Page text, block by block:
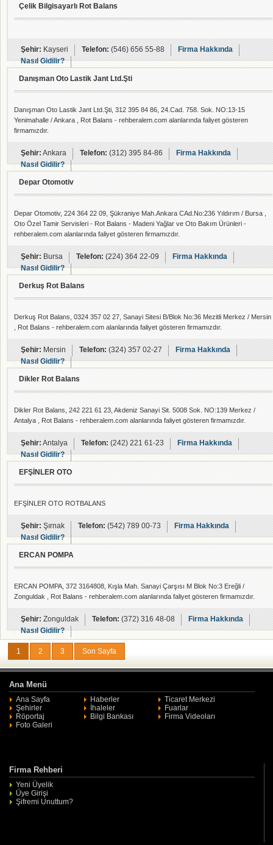
Çelik Bilgisayarlı Rot Balans
Şehir:Kayseri Telefon:(546) 656 55-88
Firma Hakkında
Nasıl Gidilir?
Danışman Oto Lastik Jant Ltd.Şti
Danışman Oto Lastik Jant Ltd.Şti, 312 395 84 86, 24.Cad. 758. Sok. NO:13-15
Yenimahalle / Ankara , Rot Balans - rehberalem.com alanlarında faliyet gösteren
firmamızdır.
Şehir:Ankara Telefon:(312) 395 84-86
Firma Hakkında
Nasıl Gidilir?
Depar Otomotiv
Depar Otomotiv, 224 364 22 09, Şükraniye Mah.Ankara CAd.No:236 Yıldırım / Bursa ,
Oto Özel Tamir Servisleri - Rot Balans - Madeni Yağlar ve Oto Bakım Ürünleri -
rehberalem.com alanlarında faliyet gösteren firmamızdır.
Şehir:Bursa Telefon:(224) 364 22-09
Firma Hakkında
Nasıl Gidilir?
Derkuş Rot Balans
Derkuş Rot Balans, 0324 357 02 27, Sanayi Sitesi B/Blok No:36 Mezitli Merkez / Mersin
, Rot Balans - rehberalem.com alanlarında faliyet gösteren firmamızdır.
Şehir:Mersin Telefon:(324) 357 02-27
Firma Hakkında
Nasıl Gidilir?
Dikler Rot Balans
Dikler Rot Balans, 242 221 61 23, Akdeniz Sanayi Sit. 5008 Sok. NO:139 Merkez /
Antalya , Rot Balans - rehberalem.com alanlarında faliyet gösteren firmamızdır.
Şehir:Antalya Telefon:(242) 221 61-23
Firma Hakkında
Nasıl Gidilir?
EFŞİNLER OTO
EFŞİNLER OTO ROTBALANS
Şehir:Şırnak Telefon:(542) 789 00-73
Firma Hakkında
Nasıl Gidilir?
ERCAN POMPA
ERCAN POMPA, 372 3164808, Kışla Mah. Sanayi Çarşısı M Blok No:3 Ereğli /
Zonguldak , Rot Balans - rehberalem.com alanlarında faliyet gösteren firmamızdır.
Şehir:Zonguldak Telefon:(372) 316 48-08
Firma Hakkında
Nasıl Gidilir?
1 2 3 Son Sayfa
Ana Menü
Ana Sayfa Haberler
Ticaret Merkezi
Şehirler
İhaleler
Fuarlar
Röportaj
Bilgi Bankası
Firma Videoları
Foto Galeri
Firma Rehberi
Yeni Üyelik
Üye Girişi
Şifremi Unuttum?